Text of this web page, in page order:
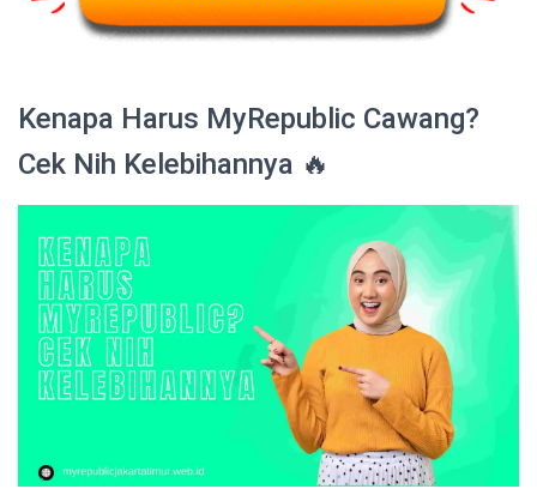
Kenapa Harus MyRepublic Cawang?
Cek Nih Kelebihannya 🔥